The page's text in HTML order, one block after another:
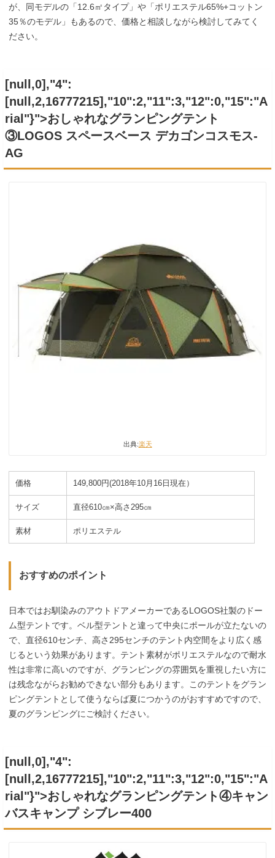
が、同モデルの「12.6㎡タイプ」や「ポリエステル65%+コットン
35％のモデル」もあるので、価格と相談しながら検討してみてく
ださい。
[null,0],"4":
[null,2,16777215],"10":2,"11":3,"12":0,"15":"A
rial"}">おしゃれなグランピングテント
③LOGOS スペースベース デカゴンコスモス-
AG
出典:楽天
価格 149,800円(2018年10月16日現在）
サイズ 直径610㎝×高さ295㎝
素材 ポリエステル
おすすめのポイント
日本ではお馴染みのアウトドアメーカーであるLOGOS社製のドー
ム型テントです。ベル型テントと違って中央にポールが立たないの
で、直径610センチ、高さ295センチのテント内空間をより広く感
じるという効果があります。テント素材がポリエステルなので耐水
性は非常に高いのですが、グランピングの雰囲気を重視したい方に
は残念ながらお勧めできない部分もあります。このテントをグラン
ピングテントとして使うならば夏につかうのがおすすめですので、
夏のグランピングにご検討ください。
[null,0],"4":
[null,2,16777215],"10":2,"11":3,"12":0,"15":"A
rial"}">おしゃれなグランピングテント④キャン
バスキャンプ シブレー400